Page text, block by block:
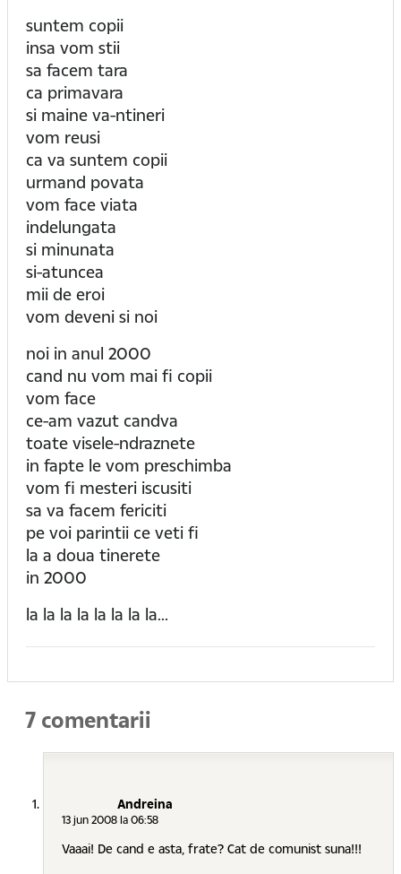
suntem copii
insa vom stii
sa facem tara
ca primavara
si maine va-ntineri
vom reusi
ca va suntem copii
urmand povata
vom face viata
indelungata
si minunata
si-atuncea
mii de eroi
vom deveni si noi
noi in anul 2000
cand nu vom mai fi copii
vom face
ce-am vazut candva
toate visele-ndraznete
in fapte le vom preschimba
vom fi mesteri iscusiti
sa va facem fericiti
pe voi parintii ce veti fi
la a doua tinerete
in 2000
la la la la la la la la...
7 comentarii
Andreina
13 jun 2008 la 06:58
Vaaai! De cand e asta, frate? Cat de comunist suna!!!